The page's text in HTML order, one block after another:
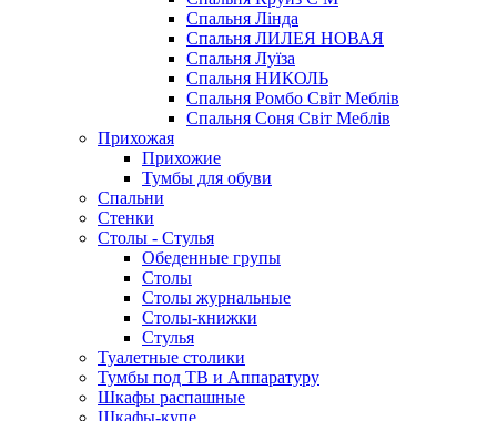
Спальня Лінда
Спальня ЛИЛЕЯ НОВАЯ
Спальня Луїза
Спальня НИКОЛЬ
Спальня Ромбо Світ Меблів
Спальня Соня Світ Меблів
Прихожая
Прихожие
Тумбы для обуви
Спальни
Стенки
Столы - Стулья
Обеденные групы
Столы
Столы журнальные
Столы-книжки
Стулья
Туалетные столики
Тумбы под ТВ и Аппаратуру
Шкафы распашные
Шкафы-купе